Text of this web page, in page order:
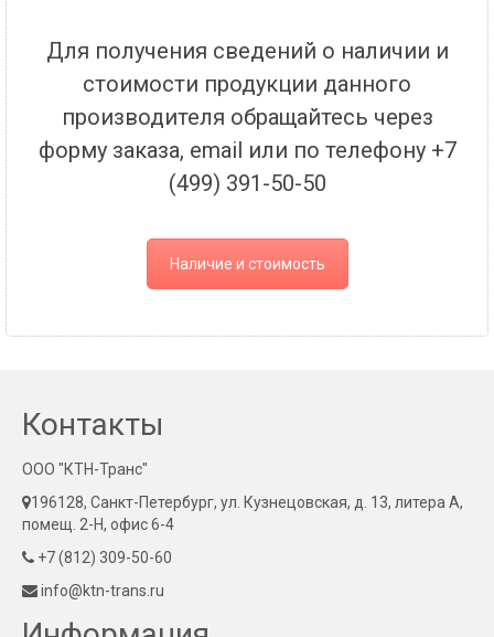
Для получения сведений о наличии и
стоимости продукции данного
производителя обращайтесь через
форму заказа, email или по телефону +7
(499) 391-50-50
Наличие и стоимость
Контакты
ООО "КТН-Транс"
196128, Санкт-Петербург, ул. Кузнецовская, д. 13, литера А,
помещ. 2-Н, офис 6-4
+7 (812) 309-50-60
info@ktn-trans.ru